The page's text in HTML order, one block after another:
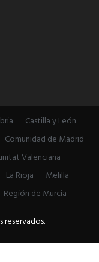
Castilla y León
Comunidad de Madrid
Valenciana
La Rioja
Melilla
Región de Murcia
reservados.